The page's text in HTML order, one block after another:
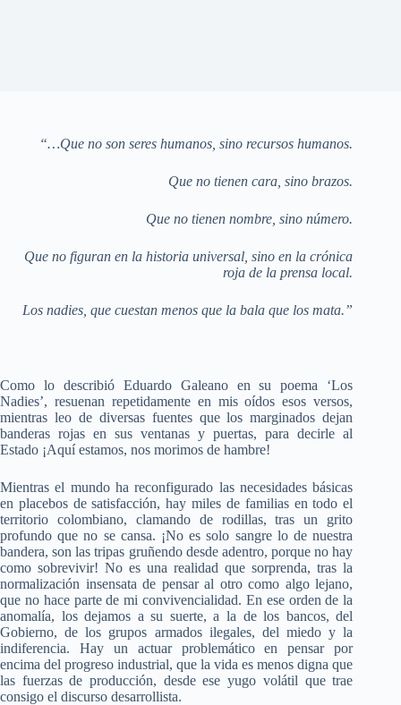
“…Que no son seres humanos, sino recursos humanos.
Que no tienen cara, sino brazos.
Que no tienen nombre, sino número.
Que no figuran en la historia universal, sino en la crónica
roja de la prensa local.
Los nadies, que cuestan menos que la bala que los mata.”
Como lo describió Eduardo Galeano en su poema ‘Los
Nadies’, resuenan repetidamente en mis oídos esos versos,
mientras leo de diversas fuentes que los marginados dejan
banderas rojas en sus ventanas y puertas, para decirle al
Estado ¡Aquí estamos, nos morimos de hambre!
Mientras el mundo ha reconfigurado las necesidades básicas
en placebos de satisfacción, hay miles de familias en todo el
territorio colombiano, clamando de rodillas, tras un grito
profundo que no se cansa. ¡No es solo sangre lo de nuestra
bandera, son las tripas gruñendo desde adentro, porque no hay
como sobrevivir! No es una realidad que sorprenda, tras la
normalización insensata de pensar al otro como algo lejano,
que no hace parte de mi convivencialidad. En ese orden de la
anomalía, los dejamos a su suerte, a la de los bancos, del
Gobierno, de los grupos armados ilegales, del miedo y la
indiferencia. Hay un actuar problemático en pensar por
encima del progreso industrial, que la vida es menos digna que
las fuerzas de producción, desde ese yugo volátil que trae
consigo el discurso desarrollista.